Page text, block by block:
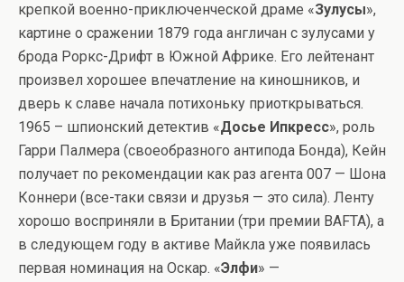
крепкой военно-приключенческой драме «Зулусы»,
картине о сражении 1879 года англичан с зулусами у
брода Роркс-Дрифт в Южной Африке. Его лейтенант
произвел хорошее впечатление на киношников, и
дверь к славе начала потихоньку приоткрываться.
1965 – шпионский детектив «Досье Ипкресс», роль
Гарри Палмера (своеобразного антипода Бонда), Кейн
получает по рекомендации как раз агента 007 — Шона
Коннери (все-таки связи и друзья — это сила). Ленту
хорошо восприняли в Британии (три премии BAFTA), а
в следующем году в активе Майкла уже появилась
первая номинация на Оскар. «Элфи» —